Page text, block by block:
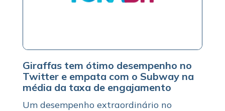
Giraffas tem ótimo desempenho no
Twitter e empata com o Subway na
média da taxa de engajamento
Um desempenho extraordinário no